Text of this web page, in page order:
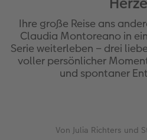
Personalisierter
Bestellwege
Fotocollage
hexxas
Acrylglas
Fotosets
Fotosticker
Art Prints
Sofortfotos
Sofortsticker
Sofortfotos mit
Fototassen
Emaille Becher
Trinkflasche
Babykarten
Geburtskarten
Taufkarten
Silikonhüllen
Handykette
Kunststoffhüllen
Wandkalender
Kundenbeispiele
Papierqualitäten
für Männer
für Frauen
für Freundinnen
Erste Schritte
Kreative Ideen
Neue Funktionen
Erste Schritte
Softwaretipps
Ihre große Reise ans
Claudia Montoreano in
Serie weiterleben – drei
voller persönlicher
und spontaner
Von Julia Richters und